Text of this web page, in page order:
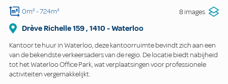
0m²- 724m² 8 images
Drève Richelle159, 1410 -Waterloo
Kantoor te huur in Waterloo, deze kantoorruimte bevindt zich aan een
van de bekendste verkeersaders van de regio. De locatie biedt nabijheid
tot het Waterloo Office Park, wat verplaatsingen voor professionele
activiteiten vergemakkelijkt.